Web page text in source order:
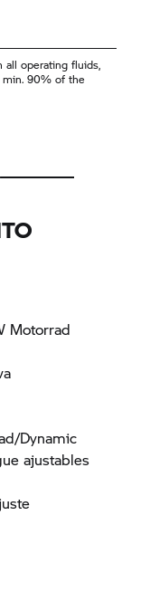
all operating fluids,
90% of the
Motorrad
Dynamic
ajustables